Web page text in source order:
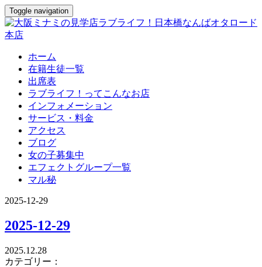
Toggle navigation
ホーム
在籍生徒一覧
出席表
ラブライフ！ってこんなお店
インフォメーション
サービス・料金
アクセス
ブログ
女の子募集中
エフェクトグループ一覧
マル秘
2025-12-29
2025-12-29
2025.12.28
カテゴリー：